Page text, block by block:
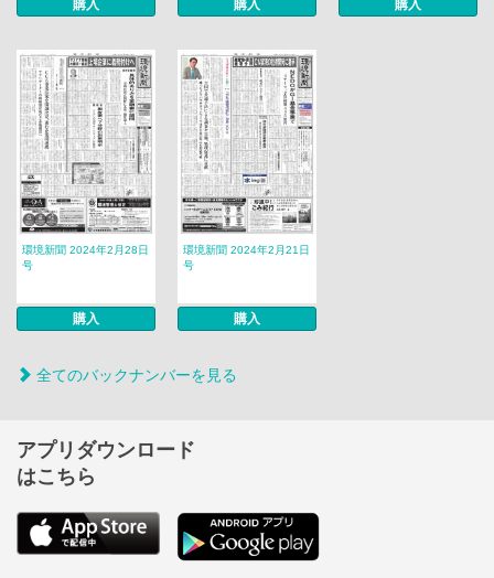
購入 購入 購入
環境新聞 2024年2月28日
号
購入
環境新聞 2024年2月21日
号
購入
全てのバックナンバーを見る
アプリダウンロード
はこちら